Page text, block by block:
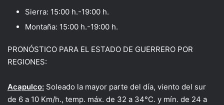
Sierra: 15:00 h.-19:00 h.
Montaña: 15:00 h.-19:00 h.
PRONÓSTICO PARA EL ESTADO DE GUERRERO POR
REGIONES:
Acapulco: Soleado la mayor parte del día, viento del sur
de 6 a 10 Km/h., temp. máx. de 32 a 34°C. y mín. de 24 a